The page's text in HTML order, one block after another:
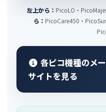
左上から： PicoLO・
ら： PicoCare450・
各ピコ機種のメ
サイトを見る